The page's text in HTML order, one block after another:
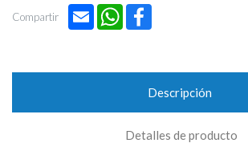
Compartir Email WhatsApp
Descripción
Detalles de producto